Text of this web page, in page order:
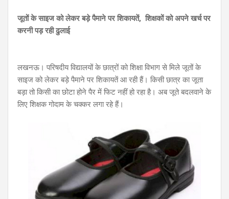
जूतों के साइज को लेकर बड़े पैमाने पर शिकायतें, शिक्षकों को अपने खर्च पर
करनी पड़ रही ढुलाई
लखनऊ। परिषदीय विद्यालयों के छात्रों को शिक्षा विभाग से मिले जूतों के
साइज को लेकर बड़े पैमाने पर शिकायतें आ रही हैं। किसी छात्र का जूता
बड़ा तो किसी का छोटा होने पैर में फिट नहीं हो रहा है। अब जूते बदलवाने के
लिए शिक्षक गोदाम के चक्कर लगा रहे हैं।